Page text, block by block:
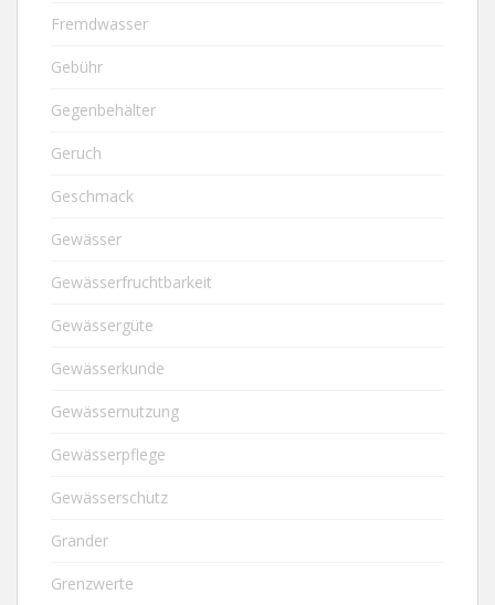
Fremdwasser
Gebühr
Gegenbehälter
Geruch
Geschmack
Gewässer
Gewässerfruchtbarkeit
Gewässergüte
Gewässerkunde
Gewässernutzung
Gewässerpflege
Gewässerschutz
Grander
Grenzwerte